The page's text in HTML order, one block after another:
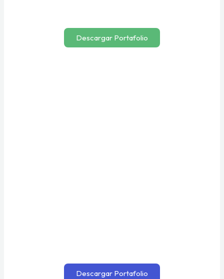
Descargar Portafolio
Descargar Portafolio